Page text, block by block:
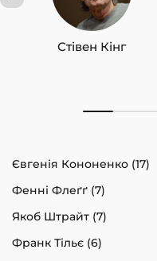
Стівен Кінг
Євгенія Кононенко (17)
Фенні Флеґґ (7)
Якоб Штрайт (7)
Франк Тільє (6)